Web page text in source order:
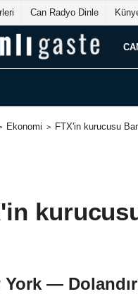
Can Radyo Dinle
Ekonomi FTX'in kurucusu
York —